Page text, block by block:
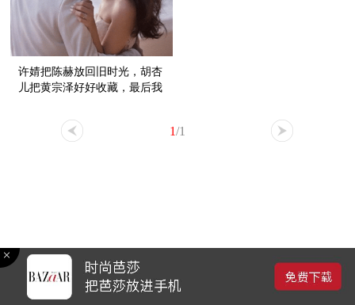
许婧把陈赫放回旧时光，胡杏
儿把黄宗泽好好收藏，最后我
1/1